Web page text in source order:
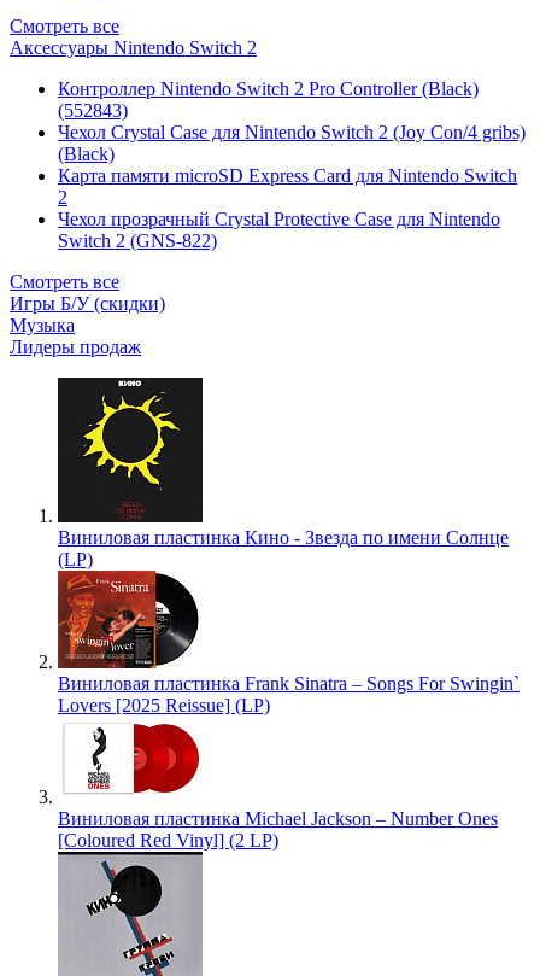
Смотреть все
Аксессуары Nintendo Switch 2
Контроллер Nintendo Switch 2 Pro Controller (Black)
(552843)
Чехол Сrystal Сase для Nintendo Switch 2 (Joy Con/4 gribs)
(Black)
Карта памяти microSD Express Card для Nintendo Switch
2
Чехол прозрачный Crystal Protective Case для Nintendo
Switch 2 (GNS-822)
Смотреть все
Игры Б/У (скидки)
Музыка
Лидеры продаж
Виниловая пластинка Кино - Звезда по имени Солнце
(LP)
Виниловая пластинка Frank Sinatra – Songs For Swingin`
Lovers [2025 Reissue] (LP)
Виниловая пластинка Michael Jackson – Number Ones
[Coloured Red Vinyl] (2 LP)